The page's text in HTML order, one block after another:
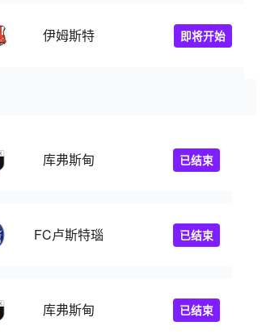
伊姆斯特 即将开始
库弗斯甸 已结束
FC卢斯特瑙 已结束
库弗斯甸 已结束